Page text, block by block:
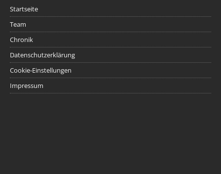
Startseite
Team
Chronik
Datenschutzerklärung
Cookie-Einstellungen
Impressum